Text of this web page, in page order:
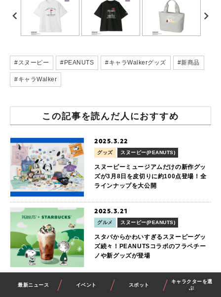
最新ニュース イベント スポット
キャラクターを選
ぶ
#スヌーピー #PEANUTS #キャラWalkerグッズ #新商品
#キャラWalker
この記事を読んだ人におすすめ
2025.3.22
グッズ スヌーピー(PEANUTS)
スヌーピーミュージアムだけの新作グッ
ズが3月8日を皮切りに約100点登場！全
ラインナップを大公開
2025.3.21
グルメ スヌーピー(PEANUTS)
スタバからかわいすぎるスヌーピーグッ
ズ続々！PEANUTSコラボのフラペチー
ノや新グッズが登場
2025.3.19